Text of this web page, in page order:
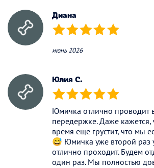
Диана
(*) (*) (*) (*) (*)
июнь 2026
Юлия С.
(*) (*) (*) (*) (*)
Юмичка отлично проводит
передержке. Даже кажется,
время еще грустит, что мы
😅 Юмичка уже второй раз
отлично проходит. Будем
один раз. Мы полностью